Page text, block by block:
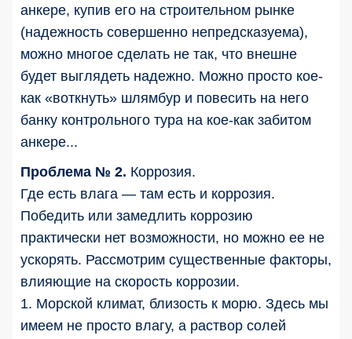
анкере, купив его на строительном рынке
(надежность совершенно непредсказуема),
можно многое сделать не так, что внешне
будет выглядеть надежно. Можно просто кое-
как «воткнуть» шлямбур и повесить на него
банку контрольного тура на кое-как забитом
анкере...
Проблема № 2. Коррозия.
Где есть влага — там есть и коррозия.
Победить или замедлить коррозию
практически нет возможности, но можно ее не
ускорять. Рассмотрим существенные факторы,
влияющие на скорость коррозии.
1. Морской климат, близость к морю. Здесь мы
имеем не просто влагу, а раствор солей